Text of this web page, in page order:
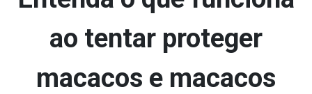
ao tentar proteger
macacos e macacos